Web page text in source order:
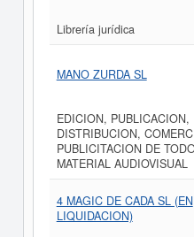
Librería jurídica
MANO ZURDA SL
EDICION, PUBLICACION,
DISTRIBUCION,
PUBLICITACION DE
MATERIAL AUDIOVISUAL
4 MAGIC DE CADA SL (EN
LIQUIDACION)